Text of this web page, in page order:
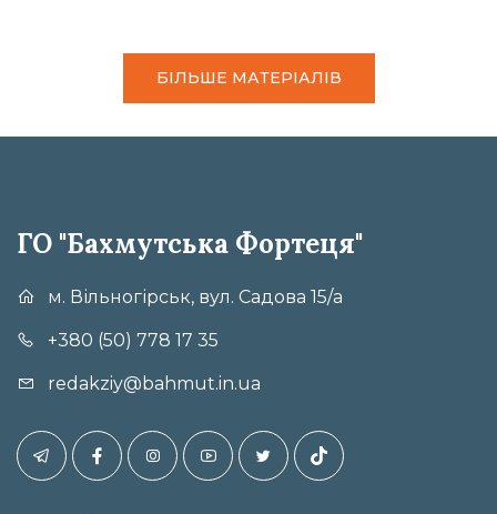
БІЛЬШЕ МАТЕРІАЛІВ
ГО "Бахмутська Фортеця"
м. Вільногірськ, вул. Садова 15/а
+380 (50) 778 17 35
redakziy@bahmut.in.ua